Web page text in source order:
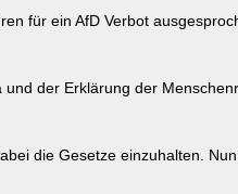
für ein AfD Verbot
der Erklärung der
die Gesetze einzuhalten.